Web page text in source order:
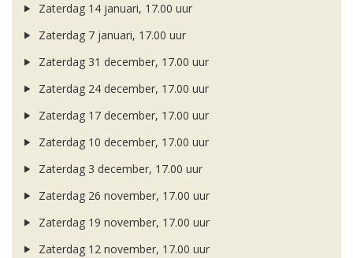
Zaterdag 14 januari, 17.00 uur
Zaterdag 7 januari, 17.00 uur
Zaterdag 31 december, 17.00 uur
Zaterdag 24 december, 17.00 uur
Zaterdag 17 december, 17.00 uur
Zaterdag 10 december, 17.00 uur
Zaterdag 3 december, 17.00 uur
Zaterdag 26 november, 17.00 uur
Zaterdag 19 november, 17.00 uur
Zaterdag 12 november, 17.00 uur